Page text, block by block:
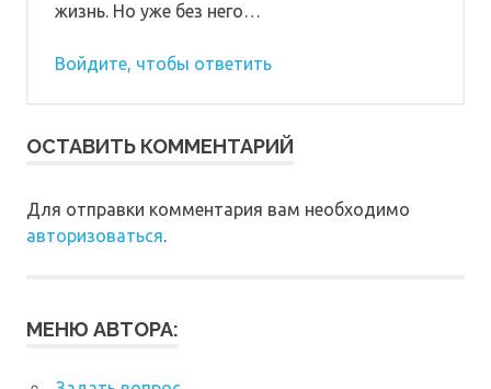
жизнь. Но уже без него…
Войдите, чтобы ответить
ОСТАВИТЬ КОММЕНТАРИЙ
Для отправки комментария вам необходимо
авторизоваться.
МЕНЮ АВТОРА: